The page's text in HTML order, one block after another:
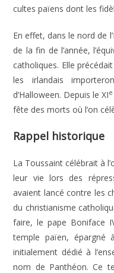
cultes païens dont les
En effet, dans le nord de
de la fin de l’année,
catholiques. Elle
les irlandais
d’Halloween. Depuis le XIe
fête des morts où l’on
Rappel historique
La Toussaint célébrait à
leur vie lors des
avaient lancé contre les
du christianisme
faire, le pape Boniface
temple païen, épargné
initialement dédié à
nom de Panthéon. Ce